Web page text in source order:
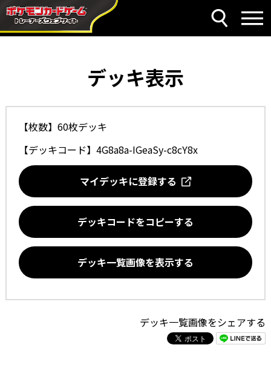
デッキ表示
【枚数】60枚デッキ
【デッキコード】 4G8a8a-IGeaSy-c8cY8x
マイデッキに登録する
デッキコードをコピーする
デッキ一覧画像を表示する
デッキ一覧画像をシェアする